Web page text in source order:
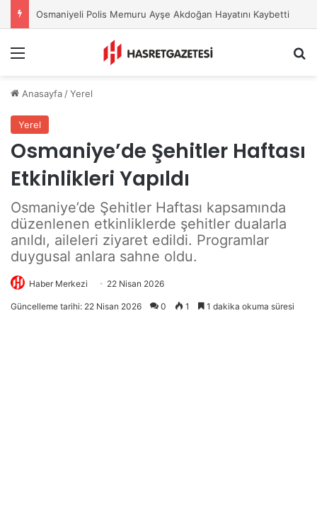
Osmaniyeli Polis Memuru Ayşe Akdoğan Hayatını Kaybetti
Anasayfa /Yerel
Yerel
Osmaniye’de Şehitler Haftası
Etkinlikleri Yapıldı
Osmaniye’de Şehitler Haftası kapsamında
düzenlenen etkinliklerde şehitler dualarla
anıldı, aileleri ziyaret edildi. Programlar
duygusal anlara sahne oldu.
Haber Merkezi 22 Nisan 2026
Güncelleme tarihi: 22 Nisan 2026 0 1 1 dakika okuma süresi